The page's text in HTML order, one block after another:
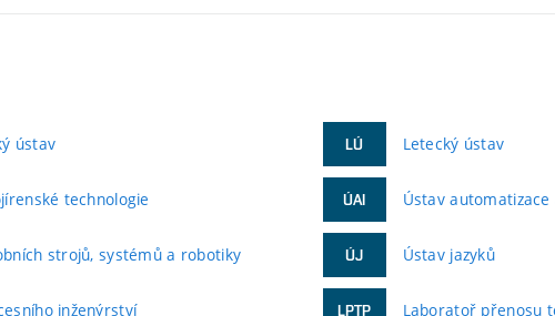
ústav
technologie
strojů, systémů a robotiky
inženýrství
LÚ Letecký ústav
ÚAI Ústav
ÚJ Ústav jazyků
LPTP Laboratoř přenosu